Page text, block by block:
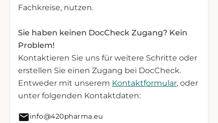
Fachkreise, nutzen.
Sie haben keinen DocCheck Zugang? Kein
Problem!
Kontaktieren Sie uns für weitere Schritte oder
erstellen Sie einen Zugang bei DocCheck.
Entweder mit unserem Kontaktformular, oder
unter folgenden Kontaktdaten:
Mail senden an info@420pharma.eu
info@420pharma.eu